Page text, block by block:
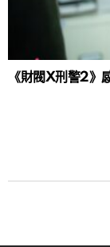
《財閥X刑警2》